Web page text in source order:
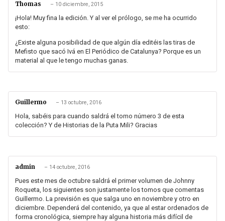
Thomas – 10 diciembre, 2015
¡Hola! Muy fina la edición. Y al ver el prólogo, se me ha ocurrido
esto:
¿Existe alguna posibilidad de que algún día editéis las tiras de
Mefisto que sacó Ivá en El Periódico de Catalunya? Porque es un
material al que le tengo muchas ganas.
Guillermo – 13 octubre, 2016
Hola, sabéis para cuando saldrá el tomo número 3 de esta
colección? Y de Historias de la Puta Mili? Gracias
admin – 14 octubre, 2016
Pues este mes de octubre saldrá el primer volumen de Johnny
Roqueta, los siguientes son justamente los tomos que comentas
Guillermo. La previsión es que salga uno en noviembre y otro en
diciembre. Dependerá del contenido, ya que al estar ordenados de
forma cronológica, siempre hay alguna historia más difícil de